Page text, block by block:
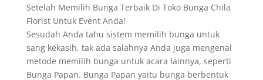
Setelah Memilih Bunga Terbaik Di Toko Bunga Chila
Florist Untuk Event Anda!
Sesudah Anda tahu sistem memilih bunga untuk
sang kekasih, tak ada salahnya Anda juga mengenal
metode memilih bunga untuk acara lainnya, seperti
Bunga Papan. Bunga Papan yaitu bunga berbentuk